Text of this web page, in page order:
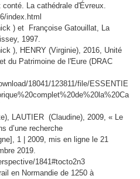
La cathédrale d'Évreux.
index.html
) et Françoise Gatouillat, La
1997.
), HENRY (Virginie), 2016, Unité
du Patrimoine de l'Eure (DRAC
18041/123811/file/ESSENTIE
LAUTIER (Claudine), 2009, « Le
d’une recherche
1 | 2009, mis en ligne le 21
2019.
1841#tocto2n3
en Normandie de 1250 à